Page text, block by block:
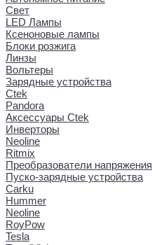
Свет
LED Лампы
Ксеноновые лампы
Блоки розжига
Линзы
Вольтеры
Зарядные устройства
Ctek
Pandora
Аксессуары Ctek
Инверторы
Neoline
Ritmix
Преобразователи напряжения
Пуско-зарядные устройства
Carku
Hummer
Neoline
RoyPow
Tesla